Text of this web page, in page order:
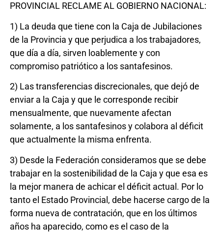
PROVINCIAL RECLAME AL GOBIERNO NACIONAL:
1) La deuda que tiene con la Caja de Jubilaciones
de la Provincia y que perjudica a los trabajadores,
que día a día, sirven loablemente y con
compromiso patriótico a los santafesinos.
2) Las transferencias discrecionales, que dejó de
enviar a la Caja y que le corresponde recibir
mensualmente, que nuevamente afectan
solamente, a los santafesinos y colabora al déficit
que actualmente la misma enfrenta.
3) Desde la Federación consideramos que se debe
trabajar en la sostenibilidad de la Caja y que esa es
la mejor manera de achicar el déficit actual. Por lo
tanto el Estado Provincial, debe hacerse cargo de la
forma nueva de contratación, que en los últimos
años ha aparecido, como es el caso de la